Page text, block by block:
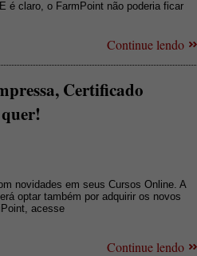
é claro, o FarmPoint não poderia ficar
Continue lendo
Certificado
novidades em seus Cursos Online. A
optar também por adquirir os novos
acesse
Continue lendo